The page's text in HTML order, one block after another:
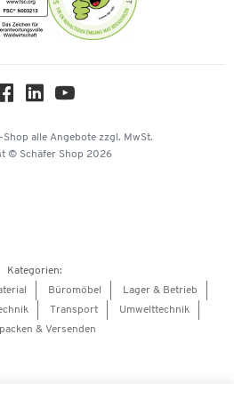
Shop alle Angebote zzgl. MwSt.
© Schäfer Shop 2026
Kategorien:
Büromöbel
Lager & Betrieb
Transport
Umwelttechnik
& Versenden